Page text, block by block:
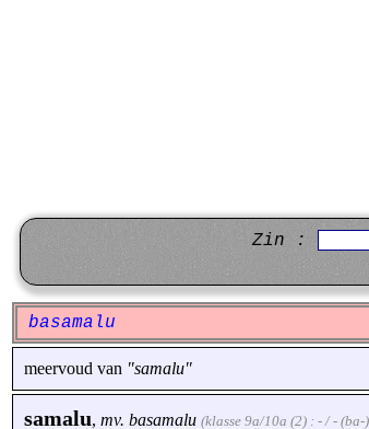
Zin :
basamalu
meervoud van "samalu"
samalu, mv. basamalu (klasse 9a/10a (2) : - / -